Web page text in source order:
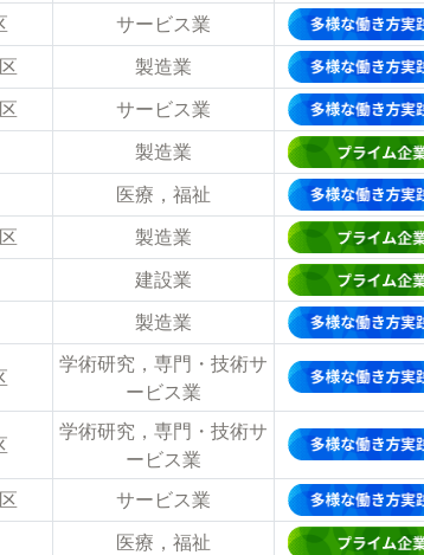
サービス業
製造業
サービス業
製造業
医療，福祉
製造業
建設業
製造業
学術研究，専門・技術サ
ービス業
学術研究，専門・技術サ
ービス業
サービス業
医療，福祉